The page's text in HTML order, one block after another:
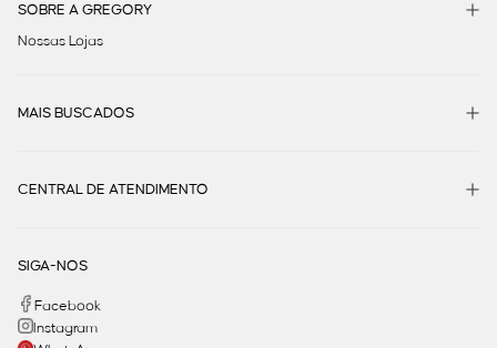
SOBRE A GREGORY
Nossas Lojas
MAIS BUSCADOS
CENTRAL DE ATENDIMENTO
SIGA-NOS
Facebook
Instagram